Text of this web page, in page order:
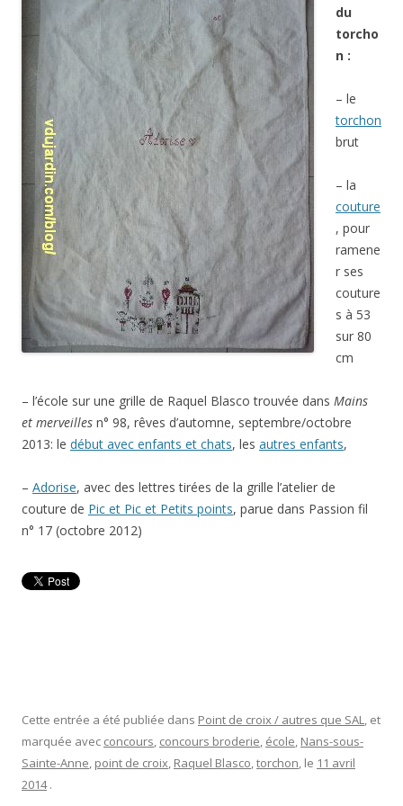
du
torcho
n :
– le
torchon
brut
– la
couture
, pour
ramene
r ses
couture
s à 53
sur 80
cm
– l’école sur une grille de Raquel Blasco trouvée dans Mains
et merveilles n° 98, rêves d’automne, septembre/octobre
2013: le début avec enfants et chats, les autres enfants,
– Adorise, avec des lettres tirées de la grille l’atelier de
couture de Pic et Pic et Petits points, parue dans Passion fil
n° 17 (octobre 2012)
Cette entrée a été publiée dans Point de croix / autres que SAL, et
marquée avec concours, concours broderie, école, Nans-sous-
Sainte-Anne, point de croix, Raquel Blasco,torchon, le 11 avril
2014 .